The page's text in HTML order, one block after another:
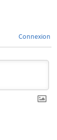
Connexion